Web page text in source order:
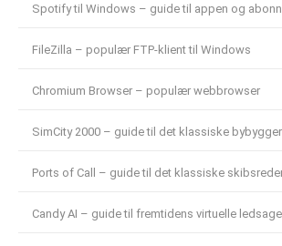
Spotify til Windows – guide til appen og
FileZilla – populær FTP-klient til Windows
Chromium Browser – populær webbrowser
SimCity 2000 – guide til det klassiske
Ports of Call – guide til det klassiske
Candy AI – guide til fremtidens virtuelle